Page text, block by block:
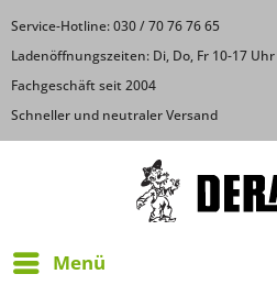
Service-Hotline: 030 / 70 76 76 65
Ladenöffnungszeiten: Di, Do, Fr 10-17
Fachgeschäft seit 2004
Schneller und neutraler Versand
Menü